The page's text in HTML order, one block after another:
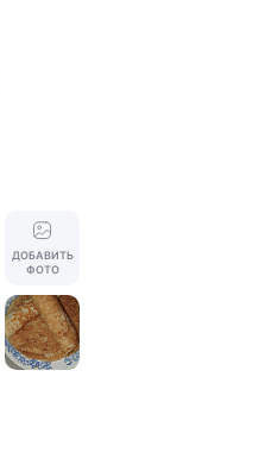
ДОБАВИТЬ
ФОТО